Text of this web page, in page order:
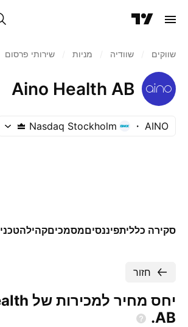
שווקים שוודיה מניות‏ שירותי פרסום
Aino Health AB
AINO
Nasdaq Stockholm
סקירה כלליתפיננסיםמסמכיםקהילהטכני
חזור
יחס מחיר למכירות של Aino Health
AB.